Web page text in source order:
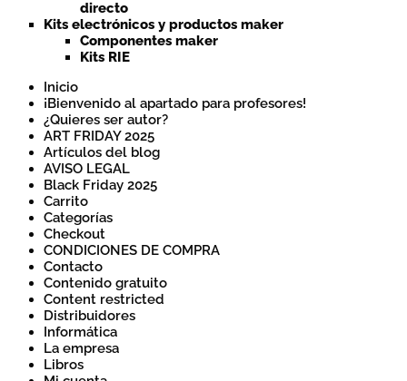
directo
Kits electrónicos y productos maker
Componentes maker
Kits RIE
Inicio
¡Bienvenido al apartado para profesores!
¿Quieres ser autor?
ART FRIDAY 2025
Artículos del blog
AVISO LEGAL
Black Friday 2025
Carrito
Categorías
Checkout
CONDICIONES DE COMPRA
Contacto
Contenido gratuito
Content restricted
Distribuidores
Informática
La empresa
Libros